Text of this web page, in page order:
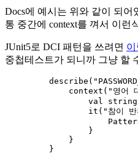
Docs에 예시는 위와 같이 되어
통 중간에 context를 껴서 이런
JUnit5로 DCI 패턴을 쓰려면 이
중첩테스트가 되니까 그냥 할
describe (
context ( "영어
val
string
it ( "참이 반
}
}
}